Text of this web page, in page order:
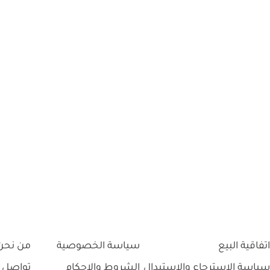
اتفاقية البيع
سياسة الخصوصية
من